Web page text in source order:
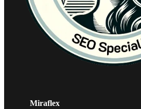
Miraflex